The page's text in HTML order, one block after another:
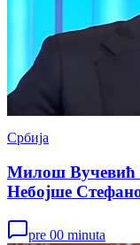
Србија
Милош Вучевић
Небојше
pre 00 minuta